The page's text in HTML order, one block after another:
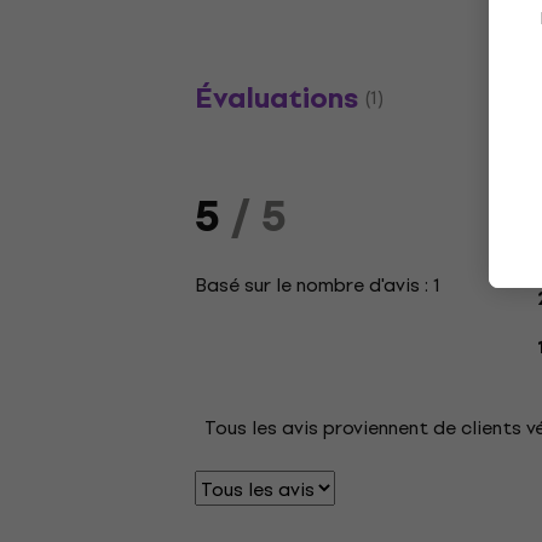
Évaluations (1)
5/ 5
Basé sur le nombre d'avis : 1
1
Tous les avis proviennent de clients